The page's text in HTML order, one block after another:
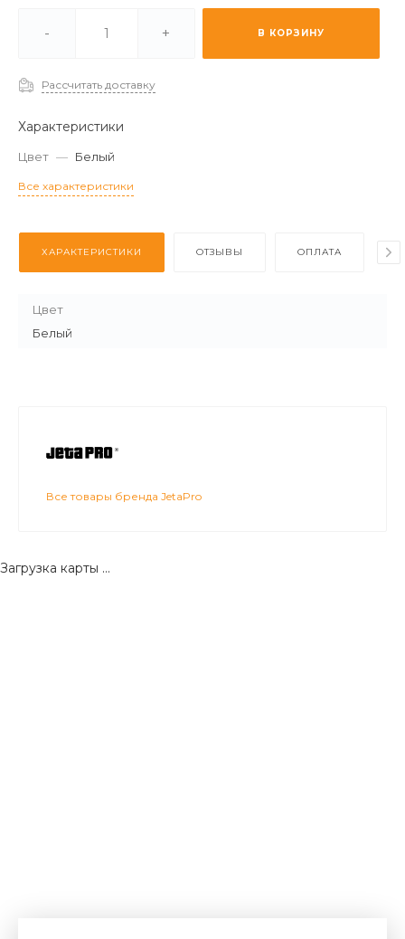
- + В КОРЗИНУ
Рассчитать доставку
Характеристики
Цвет — Белый
Все характеристики
ХАРАКТЕРИСТИКИ ОТЗЫВЫ ОПЛАТА
Цвет
Белый
Все товары бренда JetaPro
Загрузка карты ...